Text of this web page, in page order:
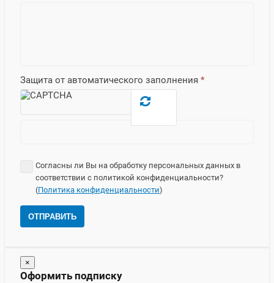
Защита от автоматического заполнения *
Согласны ли Вы на обработку персональных данных в
соответствии с политикой конфиденциальности?
(Политика конфиденциальности)
ОТПРАВИТЬ
×
Оформить подписку